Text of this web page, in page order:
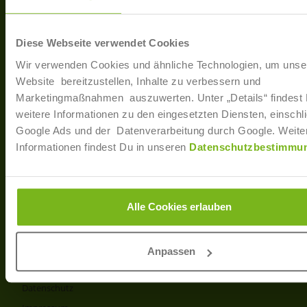
Diese Webseite verwendet Cookies
Wir verwenden Cookies und ähnliche Technologien, um
Website bereitzustellen, Inhalte zu verbessern und
Marketingmaßnahmen auszuwerten. Unter „Details“ findest
weitere Informationen zu den eingesetzten Diensten,
Google Ads und der Datenverarbeitung durch Google.
Informationen findest Du in unseren
Alle Cookies erlauben
Anpassen
40233 Düsseldorf
T: +49 (0)211 / 866 68 - 13
E-Mail: info@joborama.de
Über Uns
Veranstaltungen
Ansprechpartner
Partner
Produkt- und Preisliste
Disclaimer